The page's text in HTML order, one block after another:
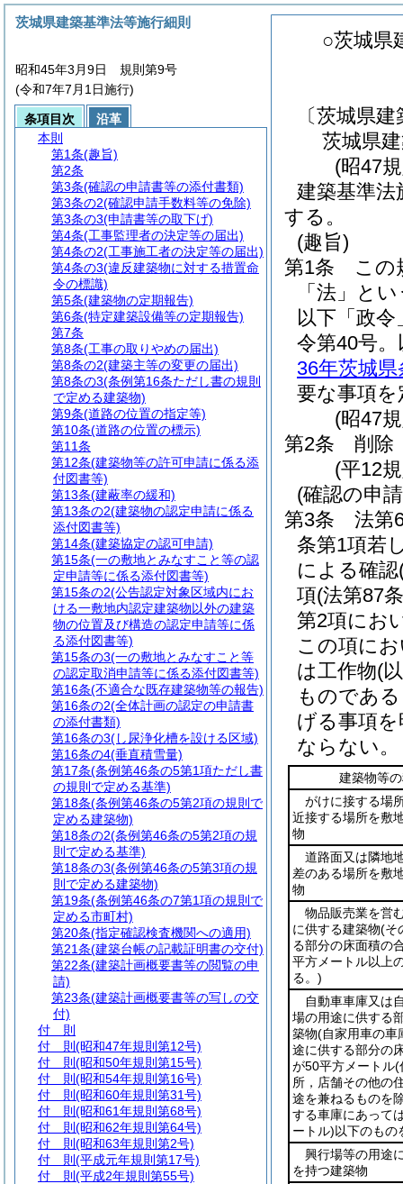
○茨城県
〔茨城県
茨城県
(昭47
建築基準法
する。
(趣旨)
第1条
この
「法」と
以下「政
令第40号
36年茨城
要な事項
(昭47
第2条
削除
(平12
(確認の申
第3条
法第
条第1項若
による確認
項(法第87
第2項にお
この項に
は工作物(
ものであ
げる事項
ならない。
建築物等
がけに接する場
近接する場所を敷
物
道路面又は隣地
差のある場所を敷
物
物品販売業を営
に供する建築物(そ
る部分の床面積の
平方メートル以上
る。)
自動車車庫又は
場の用途に供する
築物(自家用車の車
途に供する部分の
が50平方メートル(
所，店舗その他の
途を兼ねるものを
する車庫にあって
ートル)以下のもの
興行場等の用途
を持つ建築物
茨城県建築基準法等施行細則
昭和45年3月9日 規則第9号
(令和7年7月1日施行)
条項目次
沿革
本則
第1条(趣旨)
第2条
第3条(確認の申請書等の添付書類)
第3条の2(確認申請手数料等の免除)
第3条の3(申請書等の取下げ)
第4条(工事監理者の決定等の届出)
第4条の2(工事施工者の決定等の届出)
第4条の3(違反建築物に対する措置命
令の標識)
第5条(建築物の定期報告)
第6条(特定建築設備等の定期報告)
第7条
第8条(工事の取りやめの届出)
第8条の2(建築主等の変更の届出)
第8条の3(条例第16条ただし書の規則
で定める建築物)
第9条(道路の位置の指定等)
第10条(道路の位置の標示)
第11条
第12条(建築物等の許可申請に係る添
付図書等)
第13条(建蔽率の緩和)
第13条の2(建築物の認定申請に係る
添付図書等)
第14条(建築協定の認可申請)
第15条(一の敷地とみなすこと等の認
定申請等に係る添付図書等)
第15条の2(公告認定対象区域内にお
ける一敷地内認定建築物以外の建築
物の位置及び構造の認定申請等に係
る添付図書等)
第15条の3(一の敷地とみなすこと等
の認定取消申請等に係る添付図書等)
第16条(不適合な既存建築物等の報告)
第16条の2(全体計画の認定の申請書
の添付書類)
第16条の3(し尿浄化槽を設ける区域)
第16条の4(垂直積雪量)
第17条(条例第46条の5第1項ただし書
の規則で定める基準)
第18条(条例第46条の5第2項の規則で
定める建築物)
第18条の2(条例第46条の5第2項の規
則で定める基準)
第18条の3(条例第46条の5第3項の規
則で定める建築物)
第19条(条例第46条の7第1項の規則で
定める市町村)
第20条(指定確認検査機関への適用)
第21条(建築台帳の記載証明書の交付)
第22条(建築計画概要書等の閲覧の申
請)
第23条(建築計画概要書等の写しの交
付)
付 則
付 則 (昭和47年規則第12号)
付 則 (昭和50年規則第15号)
付 則 (昭和54年規則第16号)
付 則 (昭和60年規則第31号)
付 則 (昭和61年規則第68号)
付 則 (昭和62年規則第64号)
付 則 (昭和63年規則第2号)
付 則 (平成元年規則第17号)
付 則 (平成2年規則第55号)